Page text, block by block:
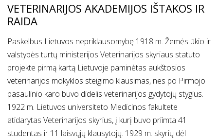
VETERINARIJOS AKADEMIJOS IŠTAKOS IR
RAIDA
Paskelbus Lietuvos nepriklausomybę 1918 m. Žemės ūkio ir
valstybės turtų ministerijos Veterinarijos skyriaus statuto
projekte pirmą kartą Lietuvoje paminėtas aukštosios
veterinarijos mokyklos steigimo klausimas, nes po Pirmojo
pasaulinio karo buvo didelis veterinarijos gydytojų stygius.
1922 m. Lietuvos universiteto Medicinos fakultete
atidarytas Veterinarijos skyrius, į kurį buvo priimta 41
studentas ir 11 laisvųjų klausytojų. 1929 m. skyrių dėl